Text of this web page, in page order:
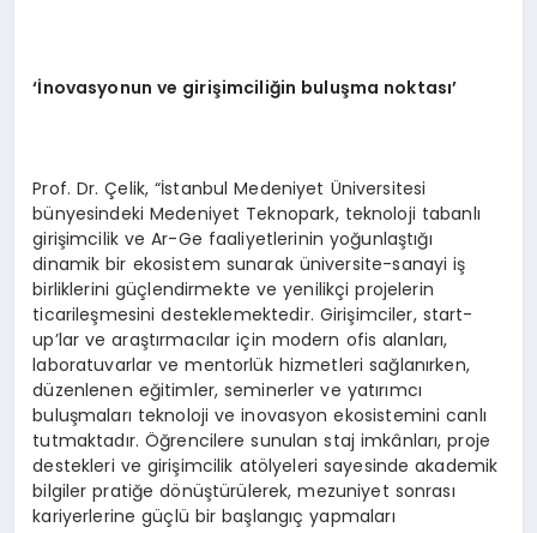
‘İnovasyonun ve girişimciliğin buluşma noktası’
Prof. Dr. Çelik, “İstanbul Medeniyet Üniversitesi
bünyesindeki Medeniyet Teknopark, teknoloji tabanlı
girişimcilik ve Ar-Ge faaliyetlerinin yoğunlaştığı
dinamik bir ekosistem sunarak üniversite-sanayi iş
birliklerini güçlendirmekte ve yenilikçi projelerin
ticarileşmesini desteklemektedir. Girişimciler, start-
up’lar ve araştırmacılar için modern ofis alanları,
laboratuvarlar ve mentorlük hizmetleri sağlanırken,
düzenlenen eğitimler, seminerler ve yatırımcı
buluşmaları teknoloji ve inovasyon ekosistemini canlı
tutmaktadır. Öğrencilere sunulan staj imkânları, proje
destekleri ve girişimcilik atölyeleri sayesinde akademik
bilgiler pratiğe dönüştürülerek, mezuniyet sonrası
kariyerlerine güçlü bir başlangıç yapmaları